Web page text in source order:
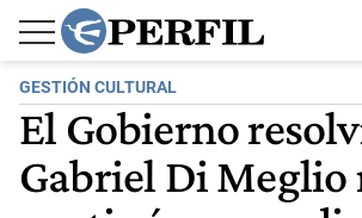
GESTIÓN CULTURAL
El Gobierno
Gabriel Di Meglio